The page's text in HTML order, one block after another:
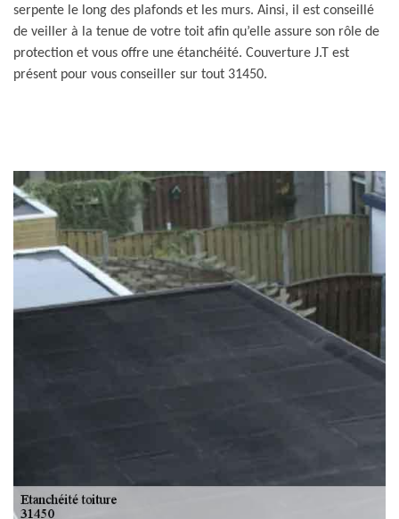
serpente le long des plafonds et les murs. Ainsi, il est conseillé
de veiller à la tenue de votre toit afin qu’elle assure son rôle de
protection et vous offre une étanchéité. Couverture J.T est
présent pour vous conseiller sur tout 31450.